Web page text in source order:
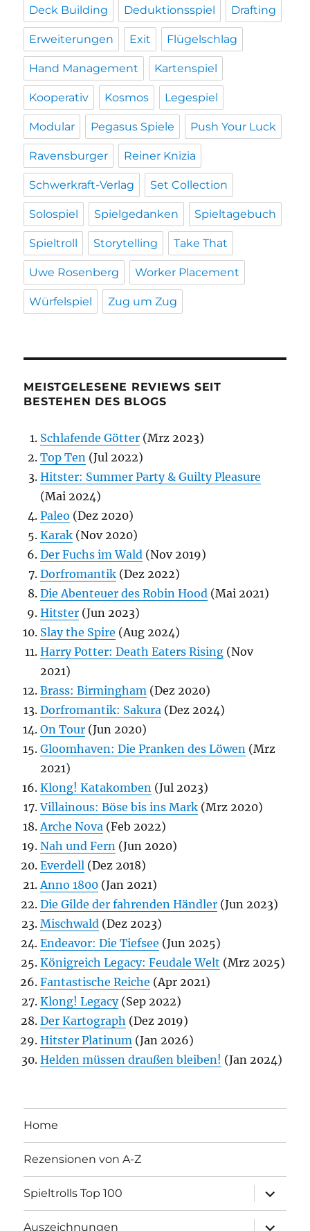
Deck Building Deduktionsspiel Drafting
Erweiterungen Exit Flügelschlag
Hand Management Kartenspiel
Kooperativ Kosmos Legespiel
Modular Pegasus Spiele Push Your Luck
Ravensburger Reiner Knizia
Schwerkraft-Verlag Set Collection
Solospiel Spielgedanken Spieltagebuch
Spieltroll Storytelling Take That
Uwe Rosenberg Worker Placement
Würfelspiel Zug um Zug
MEISTGELESENE REVIEWS SEIT
BESTEHEN DES BLOGS
Schlafende Götter (Mrz 2023)
Top Ten (Jul 2022)
Hitster: Summer Party & Guilty Pleasure
(Mai 2024)
Paleo (Dez 2020)
Karak (Nov 2020)
Der Fuchs im Wald (Nov 2019)
Dorfromantik (Dez 2022)
Die Abenteuer des Robin Hood (Mai 2021)
Hitster (Jun 2023)
Slay the Spire (Aug 2024)
Harry Potter: Death Eaters Rising (Nov
2021)
Brass: Birmingham (Dez 2020)
Dorfromantik: Sakura (Dez 2024)
On Tour (Jun 2020)
Gloomhaven: Die Pranken des Löwen (Mrz
2021)
Klong! Katakomben (Jul 2023)
Villainous: Böse bis ins Mark (Mrz 2020)
Arche Nova (Feb 2022)
Nah und Fern (Jun 2020)
Everdell (Dez 2018)
Anno 1800 (Jan 2021)
Die Gilde der fahrenden Händler (Jun 2023)
Mischwald (Dez 2023)
Endeavor: Die Tiefsee (Jun 2025)
Königreich Legacy: Feudale Welt (Mrz 2025)
Fantastische Reiche (Apr 2021)
Klong! Legacy(Sep 2022)
Der Kartograph (Dez 2019)
Hitster Platinum (Jan 2026)
Helden müssen draußen bleiben! (Jan 2024)
Home
Rezensionen von A-Z
Spieltrolls Top 100
öffnen
Auszeichnungen